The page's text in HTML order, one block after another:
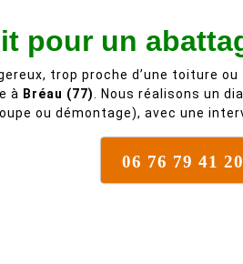
pour un
trop proche d’une toiture
à Bréau (77)
. Nous réalisons un
ou démontage), avec une
06 76 79 41 20